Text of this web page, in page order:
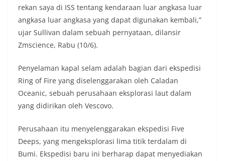
rekan saya di ISS tentang kendaraan luar angkasa luar
angkasa luar angkasa yang dapat digunakan kembali,”
ujar Sullivan dalam sebuah pernyataan, dilansir
Zmscience, Rabu (10/6).
Penyelaman kapal selam adalah bagian dari ekspedisi
Ring of Fire yang diselenggarakan oleh Caladan
Oceanic, sebuah perusahaan eksplorasi laut dalam
yang didirikan oleh Vescovo.
Perusahaan itu menyelenggarakan ekspedisi Five
Deeps, yang mengeksplorasi lima titik terdalam di
Bumi. Ekspedisi baru ini berharap dapat menyediakan